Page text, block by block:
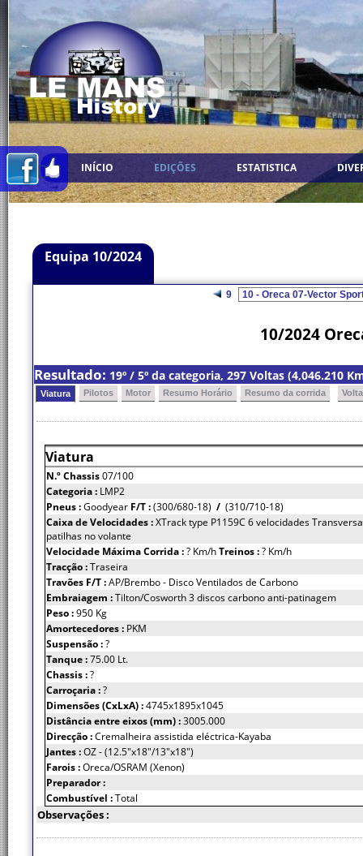
INÍCIO EDIÇÕES ESTATISTICA
Equipa 10/2024
9
10/2024
Resultado: 19º / 5º da categoria, 297 Voltas (4,046.210
Viatura Pilotos Motor Resumo Horário Resumo da corrida
Viatura
N.º Chassis07/100
Categoria : LMP2
Pneus :Goodyear F/T :(300/680-18) / (310/710-18)
Caixa de Velocidades :XTrack type P1159C 6 velocidades
patilhas no volante
Velocidade Máxima Corrida :? Km/hTreinos :? Km/h
Tracção :Traseira
Travões F/T :AP/Brembo - Disco Ventilados de Carbono
Embraiagem :Tilton/Cosworth 3 discos carbono anti-patinagem
Peso :950 Kg
Amortecedores : PKM
Suspensão :?
Tanque :75.00 Lt.
Chassis :?
Carroçaria :?
Dimensões (CxLxA) :4745x1895x1045
Distância entre eixos (mm) :3005.000
Direcção :Cremalheira assistida eléctrica-Kayaba
Jantes :OZ - (12.5"x18"/13"x18")
Farois :Oreca/OSRAM (Xenon)
Preparador :
Combustível :Total
Observações :